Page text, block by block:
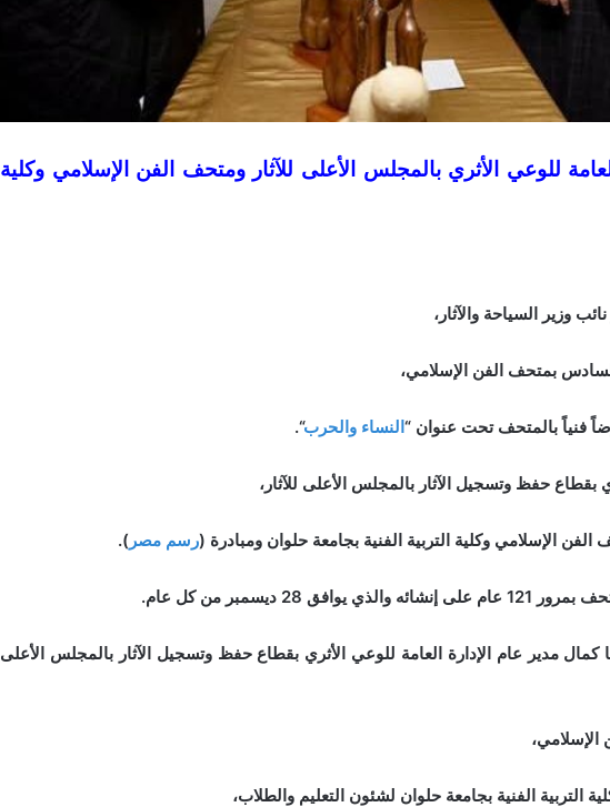
العامة للوعي الأثري بالمجلس الأعلى للآثار ومتحف الفن الإسلامي وكلية
وزير السياحة والآثار،
السادس بمتحف الفن الإسلامي،
فنياً بالمتحف تحت عنوان “النساء والحرب“.
بقطاع حفظ وتسجيل الآثار بالمجلس الأعلى للآثار،
الإسلامي وكلية التربية الفنية بجامعة حلوان ومبادرة (رسم مصر ).
ديسمبر من كل عام.
مدير عام الإدارة العامة للوعي الأثري بقطاع حفظ وتسجيل الآثار بالمجلس الأعلى
التربية الفنية بجامعة حلوان لشئون التعليم والطلاب،